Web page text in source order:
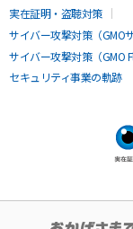
実在証明・盗聴対策
サイバー攻撃対策（GMO
サイバー攻撃対策（GMO
セキュリティ事業の軌跡